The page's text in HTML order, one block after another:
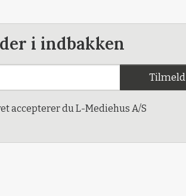
i indbakken
Tilmeld
accepterer du L-Mediehus A/S